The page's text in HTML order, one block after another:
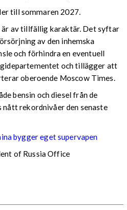
till sommaren 2027.
är av tillfällig karaktär. Det syftar
av den inhemska
och förhindra en eventuell
och tillägger att
oberoende Moscow Times.
bensin och diesel från de
nått rekordnivåer den senaste
bygger eget supervapen
of Russia Office